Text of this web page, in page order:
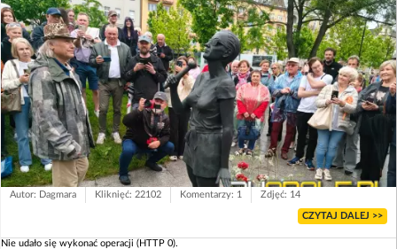
Autor: Dagmara Kliknięć: 22102 Komentarzy: 1 Zdjęć: 14
CZYTAJ DALEJ >>
Nie udało się wykonać operacji (HTTP 0).